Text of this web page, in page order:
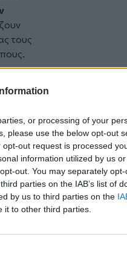
or processing of your
please use the below opt-out
out request is processed
information utilized by us
out. You may separately
parties on the IAB’s list of
by us to third parties on the
it to other third parties.
τους